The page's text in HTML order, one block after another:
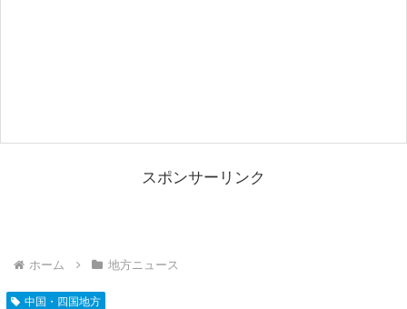
スポンサーリンク
ホーム 地方ニュース
中国・四国地方